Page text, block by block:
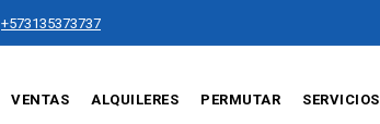
+573135373737
VENTAS ALQUILERES PERMUTAR SERVICIOS